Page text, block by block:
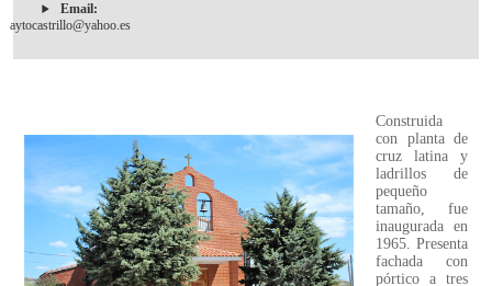
Email:
aytocastrillo@yahoo.es
Construida
con planta de
cruz latina y
ladrillos de
pequeño
tamaño, fue
inaugurada en
1965. Presenta
fachada con
pórtico a tres